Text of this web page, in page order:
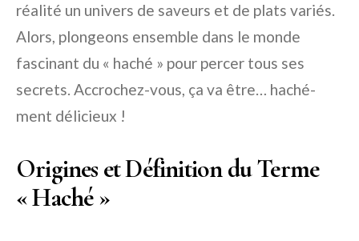
réalité un univers de saveurs et de plats variés.
Alors, plongeons ensemble dans le monde
fascinant du « haché » pour percer tous ses
secrets. Accrochez-vous, ça va être… haché-
ment délicieux !
Origines et Définition du Terme
« Haché »